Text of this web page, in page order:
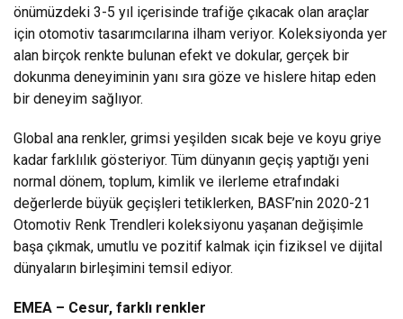
önümüzdeki 3-5 yıl içerisinde trafiğe çıkacak olan araçlar
için otomotiv tasarımcılarına ilham veriyor. Koleksiyonda yer
alan birçok renkte bulunan efekt ve dokular, gerçek bir
dokunma deneyiminin yanı sıra göze ve hislere hitap eden
bir deneyim sağlıyor.
Global ana renkler, grimsi yeşilden sıcak beje ve koyu griye
kadar farklılık gösteriyor. Tüm dünyanın geçiş yaptığı yeni
normal dönem, toplum, kimlik ve ilerleme etrafındaki
değerlerde büyük geçişleri tetiklerken, BASF’nin 2020-21
Otomotiv Renk Trendleri koleksiyonu yaşanan değişimle
başa çıkmak, umutlu ve pozitif kalmak için fiziksel ve dijital
dünyaların birleşimini temsil ediyor.
EMEA – Cesur, farklı renkler